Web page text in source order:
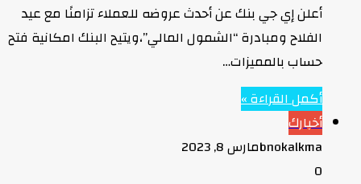
أعلن إي جي بنك عن أحدث عروضه للعملاء تزامنًا مع عيد
الفلاح ومبادرة “الشمول المالي”،ويتيح البنك امكانية فتح
حساب بالمميزات…
أكمل القراءة »
أخبارك
bnokalkmaمارس 8, 2023
0